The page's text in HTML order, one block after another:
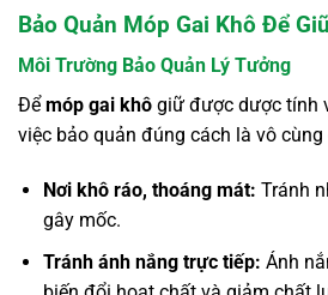
Bảo Quản Móp Gai Khô Để
Môi Trường Bảo Quản Lý Tưởng
Đểmóp gai khô giữ được dược tính
việc bảo quản đúng cách là vô cùng
Nơi khô ráo, thoáng mát: Tránh
gây mốc.
Tránh ánh nắng trực tiếp: Ánh